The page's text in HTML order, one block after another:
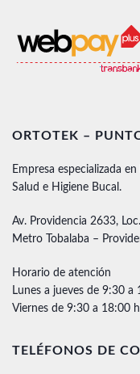
ORTOTEK –
Empresa especializada
Salud e Higiene Bucal.
Av. Providencia 2633,
Metro Tobalaba –
Horario de atención
Lunes a jueves de 9:30 a
Viernes de 9:30 a 18:00
TELÉFONOS DE